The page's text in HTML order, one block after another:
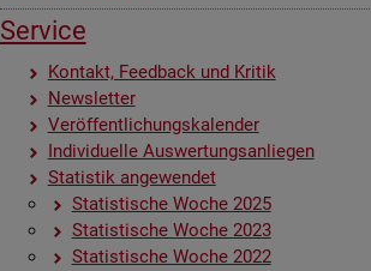
Ser­vice
Kon­takt, Feed­back und Kri­tik
News­let­ter
Ver­öf­fent­li­chungs­ka­len­der
In­di­vi­du­el­le Aus­wer­tungs­an­lie­gen
Sta­tis­tik an­ge­wen­det
Sta­tis­ti­sche Woche 2025
Sta­tis­ti­sche Woche 2023
Sta­tis­ti­sche Woche 2022